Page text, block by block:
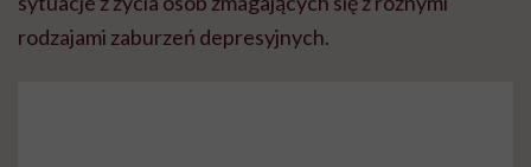
rodzajami zaburzeń depresyjnych.